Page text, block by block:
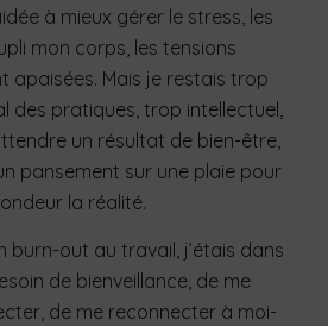
à mieux gérer le stress, les
mon corps, les tensions
apaisées. Mais je restais trop
des pratiques, trop intellectuel,
un résultat de bien-être,
pansement sur une plaie pour
la réalité.
burn-out au travail, j’étais dans
de bienveillance, de me
de me reconnecter à moi-